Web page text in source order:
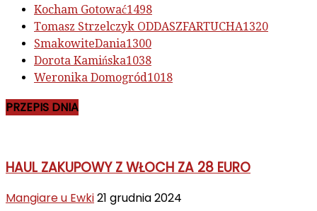
Kocham Gotować1498
Tomasz Strzelczyk ODDASZFARTUCHA1320
SmakowiteDania1300
Dorota Kamińska1038
Weronika Domogród1018
PRZEPIS DNIA
HAUL ZAKUPOWY Z WŁOCH ZA 28 EURO
Mangiare u Ewki21 grudnia 2024